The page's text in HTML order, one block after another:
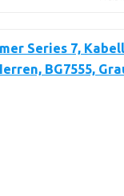
Series 7,
BG7555,